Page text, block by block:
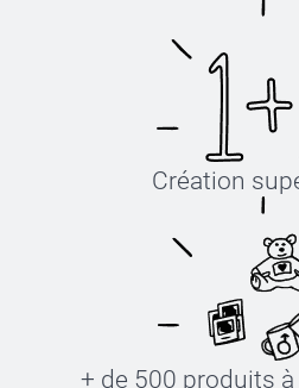
Création
+ de 500 produits